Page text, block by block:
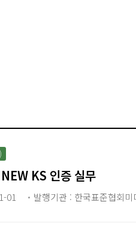
KS 인증 실무
01 발행기관 : 한국표준협회미